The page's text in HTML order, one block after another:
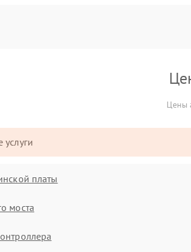
Цены
платы
моста